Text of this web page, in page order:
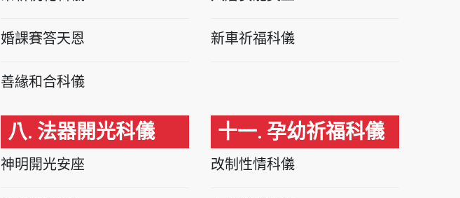
婚課賽答天恩
善緣和合科儀
八. 法器開光科儀
神明開光安座
新車祈福科儀
十一. 孕幼祈福科儀
改制性情科儀